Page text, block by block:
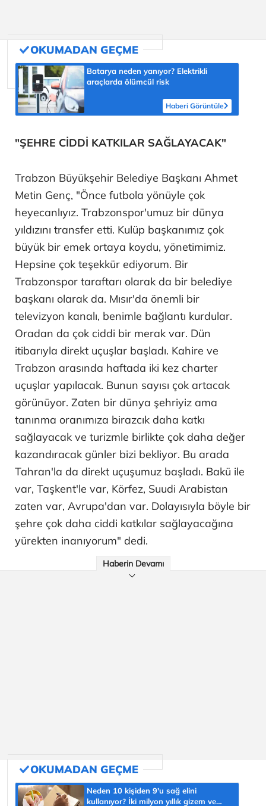
Batarya neden yanıyor? Elektrikli
araçlarda ölümcül risk
Haberi Görüntüle
"ŞEHRE CİDDİ KATKILAR SAĞLAYACAK"
Trabzon Büyükşehir Belediye Başkanı Ahmet
Metin Genç, "Önce futbola yönüyle çok
heyecanlıyız. Trabzonspor'umuz bir dünya
yıldızını transfer etti. Kulüp başkanımız çok
büyük bir emek ortaya koydu, yönetimimiz.
Hepsine çok teşekkür ediyorum. Bir
Trabzonspor taraftarı olarak da bir belediye
başkanı olarak da. Mısır'da önemli bir
televizyon kanalı, benimle bağlantı kurdular.
Oradan da çok ciddi bir merak var. Dün
itibarıyla direkt uçuşlar başladı. Kahire ve
Trabzon arasında haftada iki kez charter
uçuşlar yapılacak. Bunun sayısı çok artacak
görünüyor. Zaten bir dünya şehriyiz ama
tanınma oranımıza birazcık daha katkı
sağlayacak ve turizmle birlikte çok daha değer
kazandıracak günler bizi bekliyor. Bu arada
Tahran'la da direkt uçuşumuz başladı. Bakü ile
var, Taşkent'le var, Körfez, Suudi Arabistan
zaten var, Avrupa'dan var. Dolayısıyla böyle bir
şehre çok daha ciddi katkılar sağlayacağına
yürekten inanıyorum" dedi.
Haberin Devamı
Neden 10 kişiden 9'u sağ elini
kullanıyor? İki milyon yıllık gizem ve